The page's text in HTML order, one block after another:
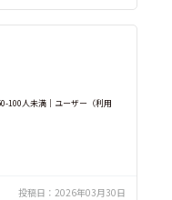
100人未満｜ユーザー（利用
投稿日： 2026年03月30日